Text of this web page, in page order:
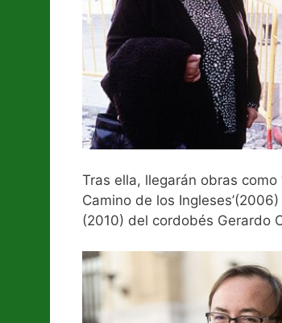
Tras ella, llegarán obras como
Camino de los
(2010) del cordobés Gerardo